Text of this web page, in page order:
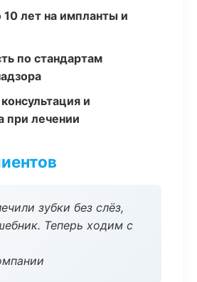
10 лет на импланты и
по стандартам
и
при лечении
зубки без слёз,
Теперь ходим с